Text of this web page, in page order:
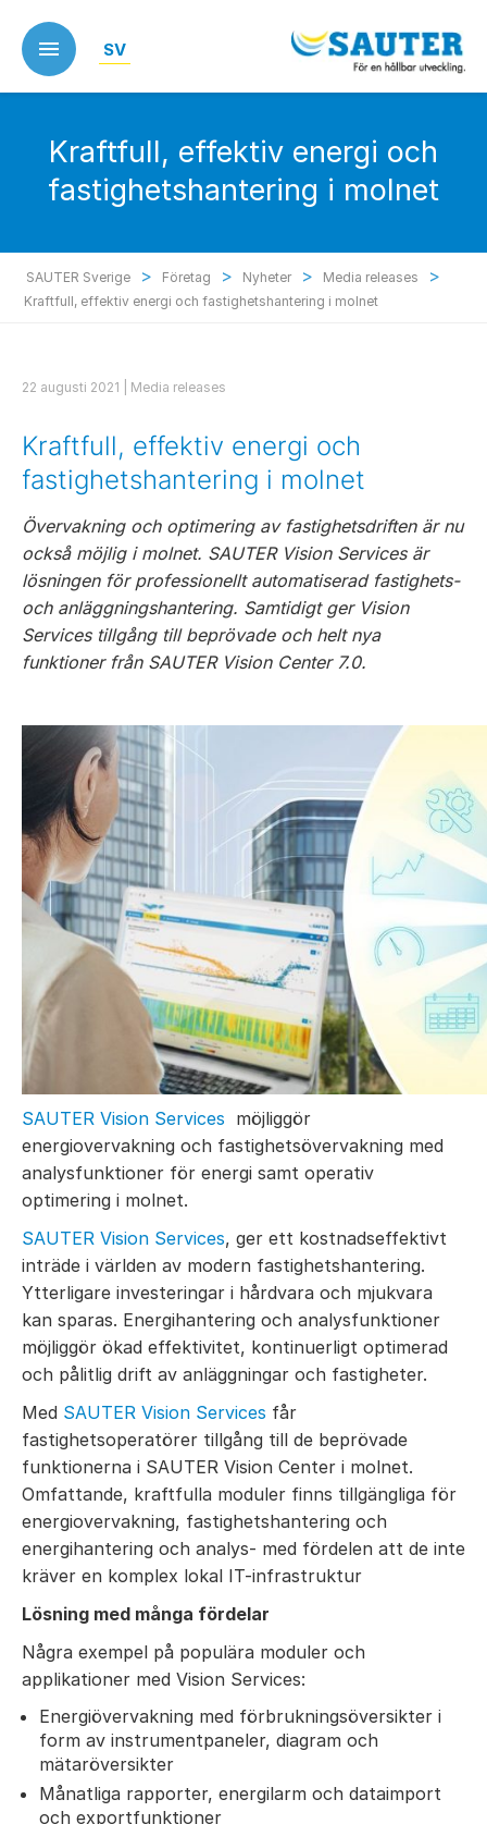
main
content
SV
Kraftfull, effektiv energi och
fastighetshantering i molnet
SAUTER Sverige > Företag > Nyheter > Media releases >
Kraftfull, effektiv energi och fastighetshantering i molnet
22 augusti 2021 | Media releases
Kraftfull, effektiv energi och
fastighetshantering i molnet
Övervakning och optimering av fastighetsdriften är nu
också möjlig i molnet. SAUTER Vision Services är
lösningen för professionellt automatiserad fastighets-
och anläggningshantering. Samtidigt ger Vision
Services tillgång till beprövade och helt nya
funktioner från SAUTER Vision Center 7.0.
SAUTER Vision Services möjliggör
energiovervakning och fastighetsövervakning med
analysfunktioner för energi samt operativ
optimering i molnet.
SAUTER Vision Services, ger ett kostnadseffektivt
inträde i världen av modern fastighetshantering.
Ytterligare investeringar i hårdvara och mjukvara
kan sparas. Energihantering och analysfunktioner
möjliggör ökad effektivitet, kontinuerligt optimerad
och pålitlig drift av anläggningar och fastigheter.
Med SAUTER Vision Services får
fastighetsoperatörer tillgång till de beprövade
funktionerna i SAUTER Vision Center i molnet.
Omfattande, kraftfulla moduler finns tillgängliga för
energiovervakning, fastighetshantering och
energihantering och analys- med fördelen att de inte
kräver en komplex lokal IT-infrastruktur
Lösning med många fördelar
Några exempel på populära moduler och
applikationer med Vision Services:
Energiövervakning med förbrukningsöversikter i
form av instrumentpaneler, diagram och
mätaröversikter
Månatliga rapporter, energilarm och dataimport
och exportfunktioner